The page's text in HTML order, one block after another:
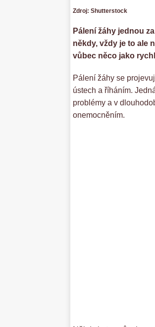
Zdroj: Shutterstock
Pálení žáhy jednou
někdy, vždy je to ale
vůbec něco jako
Pálení žáhy se
ústech a říháním.
problémy a v
onemocněním.